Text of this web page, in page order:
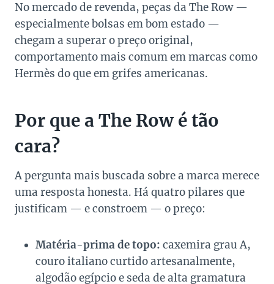
No mercado de revenda, peças da The Row —
especialmente bolsas em bom estado —
chegam a superar o preço original,
comportamento mais comum em marcas como
Hermès do que em grifes americanas.
Por que a The Row é tão
cara?
A pergunta mais buscada sobre a marca merece
uma resposta honesta. Há quatro pilares que
justificam — e constroem — o preço:
Matéria-prima de topo: caxemira grau A,
couro italiano curtido artesanalmente,
algodão egípcio e seda de alta gramatura